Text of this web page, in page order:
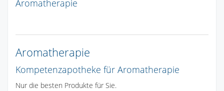
Aromatherapie
Aromatherapie
Kompetenzapotheke für Aromatherapie
Nur die besten Produkte für Sie.